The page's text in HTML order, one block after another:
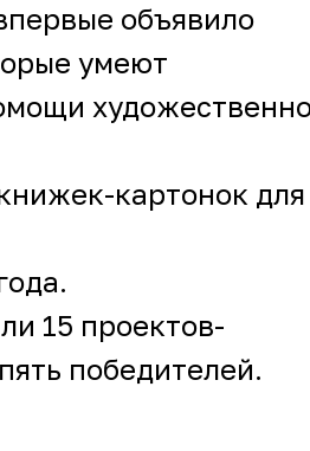
объявило
умеют
картонок для
15 проектов-
победителей.